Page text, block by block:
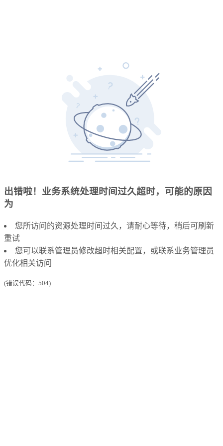
出错啦！业务系统处理时间过久超时，可能的原因
为
您所访问的资源处理时间过久，请耐心等待，稍后可刷新
重试
您可以联系管理员修改超时相关配置，或联系业务管理员
优化相关访问
(错误代码：504)